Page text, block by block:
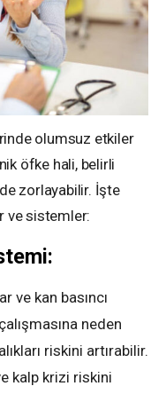
olumsuz etkiler
öfke hali, belirli
zorlayabilir. İşte
ve sistemler:
ve kan basıncı
neden
riskini artırabilir.
kalp krizi riskini